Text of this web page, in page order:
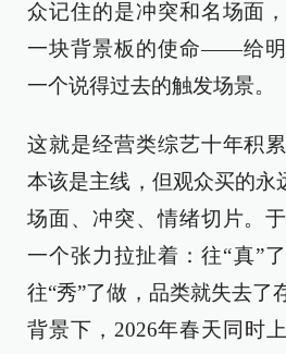
众记住的是冲突和名场面
一块背景板的使命——给
一个说得过去的触发场景。
这就是经营类综艺十年积
本该是主线，但观众买的
场面、冲突、情绪切片。
一个张力拉扯着：往“真”
往“秀”了做，品类就失去了
背景下，2026年春天同时